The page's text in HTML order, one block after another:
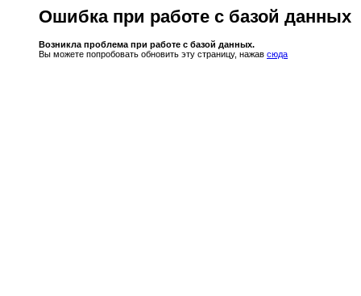
Ошибка при работе с базой данных
Возникла проблема при работе с базой данных.
Вы можете попробовать обновить эту страницу, нажав сюда